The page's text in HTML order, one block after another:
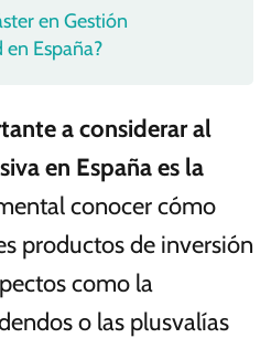
en Gestión
España?
a considerar al
en España es la
conocer cómo
productos de inversión
como la
o las plusvalías